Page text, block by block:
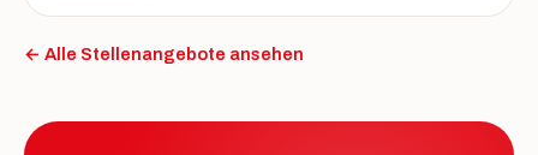
← Alle Stellenangebote ansehen